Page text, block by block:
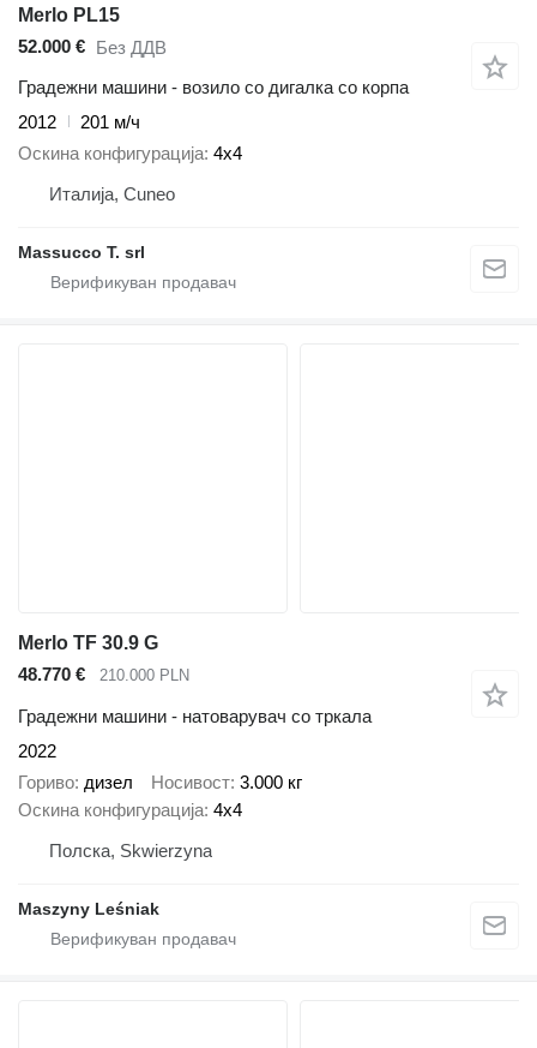
Merlo PL15
52.000 € Без ДДВ
Градежни машини - возило со дигалка со корпа
2012
201 м/ч
Оскина конфигурација 4x4
Италија, Cuneo
Massucco T. srl
Merlo TF 30.9 G
48.770 €
210.000 PLN
Градежни машини - натоварувач со тркала
2022
Гориво дизел Носивост 3.000 кг
Оскина конфигурација 4x4
Полска, Skwierzyna
Maszyny Leśniak